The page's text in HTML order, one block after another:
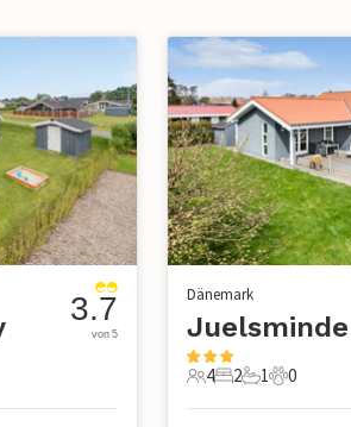
3.7
von 5
Dänemark
Juelsminde
4 Gäste
4
2 Schlafzimmer
2
1 Badezimmer
1
0 Haustiere
0